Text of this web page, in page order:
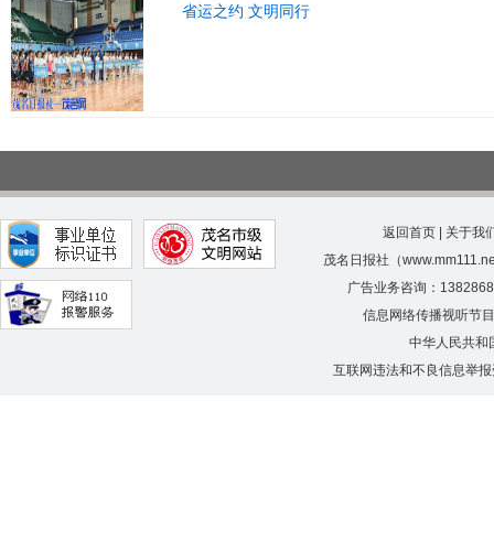
省运之约 文明同行
返回首页 | 关于我
茂名日报社（
广告业务咨询：
信息网络传播视听节
中华人民共和
互联网违法和不良信息举